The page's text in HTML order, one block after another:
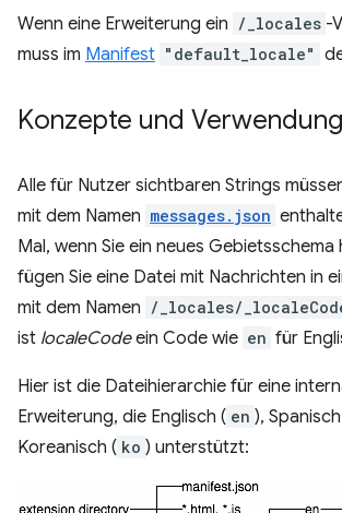
Wenn eine Erweiterung ein /_locales -
muss im Manifest "default_locale"
Konzepte und Verwendung
Alle für Nutzer sichtbaren Strings
mit dem Namen messages.json
Mal, wenn Sie ein neues Gebietsschema
fügen Sie eine Datei mit Nachrichten in
mit dem Namen /_locales/
ist localeCodeein Code wie en für
Hier ist die Dateihierarchie für eine
Erweiterung, die Englisch ( en ),
Koreanisch ( ko ) unterstützt: